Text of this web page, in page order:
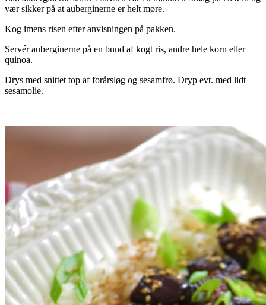
vær sikker på at auberginerne er helt møre.
Kog imens risen efter anvisningen på pakken.
Servér auberginerne på en bund af kogt ris, andre hele korn eller
quinoa.
Drys med snittet top af forårsløg og sesamfrø. Dryp evt. med lidt
sesamolie.